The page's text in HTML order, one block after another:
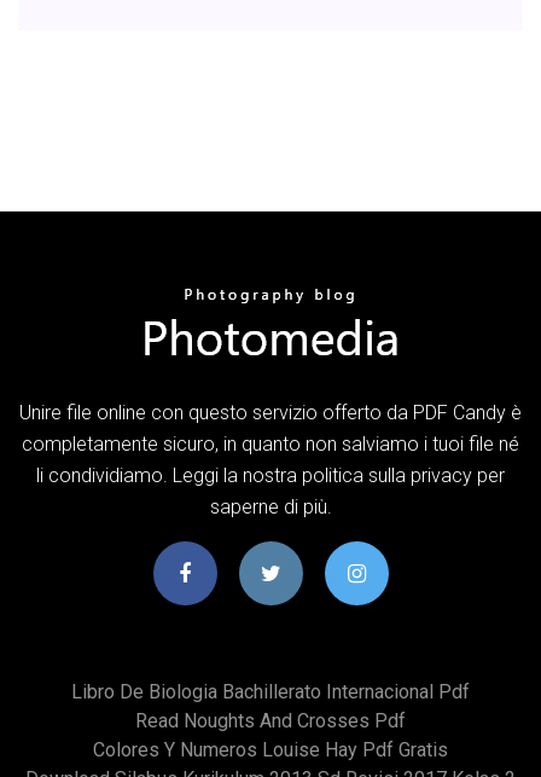
Unire file online con questo servizio offerto da PDF Candy è
completamente sicuro, in quanto non salviamo i tuoi file né
li condividiamo. Leggi la nostra politica sulla privacy per
saperne di più.
Libro De Biologia Bachillerato Internacional Pdf
Read Noughts And Crosses Pdf
Colores Y Numeros Louise Hay Pdf Gratis